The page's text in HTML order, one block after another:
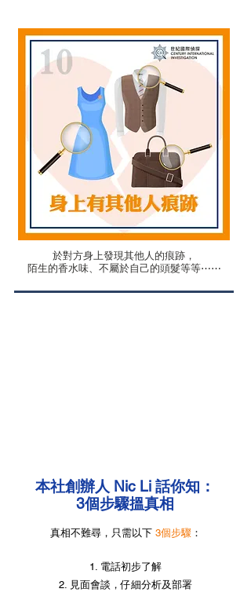
於對方身上發現其他人的痕跡，
陌生的香水味、不屬於自己的頭髮等等⋯⋯
​本社創辦人 Nic Li 話你知：
3個步驟搵真相
真相不難尋，只需以下 3個步驟：
1. 電話初步了解
2. 見面會談，仔細分析及部署